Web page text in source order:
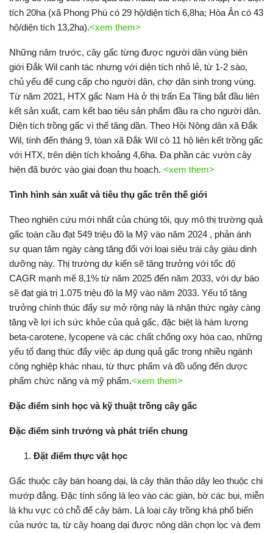
tích 20ha (xã Phong Phú có 29 hộ/diện tích 6,8ha; Hòa Ân có 43
hộ/diện tích 13,2ha).<xem them>
Những năm trước, cây gấc từng được người dân vùng biên
giới Đắk Wil canh tác nhưng với diện tích nhỏ lẻ, từ 1-2 sào,
chủ yếu để cung cấp cho người dân, chợ dân sinh trong vùng.
Từ năm 2021, HTX gấc Nam Hà ở thị trấn Ea Tling bắt đầu liên
kết sản xuất, cam kết bao tiêu sản phẩm đầu ra cho người dân.
Diện tích trồng gấc vì thế tăng dần. Theo Hội Nông dân xã Đắk
Wil, tính đến tháng 9, tòan xã Đắk Wil có 11 hộ liên kết trồng gấc
với HTX, trên diện tích khoảng 4,6ha. Đa phần các vườn cây
hiện đã bước vào giai đoạn thu hoạch. <xem them>
Tình hình sản xuất và tiêu thụ gấc trên thế giới
Theo nghiên cứu mới nhất của chúng tôi, quy mô thị trường quả
gấc toàn cầu đạt 549 triệu đô la Mỹ vào năm 2024 , phản ánh
sự quan tâm ngày càng tăng đối với loại siêu trái cây giàu dinh
dưỡng này. Thị trường dự kiến ​​sẽ tăng trưởng với tốc độ
CAGR mạnh mẽ 8,1% từ năm 2025 đến năm 2033, với dự báo
sẽ đạt giá trị 1.075 triệu đô la Mỹ vào năm 2033. Yếu tố tăng
trưởng chính thúc đẩy sự mở rộng này là nhận thức ngày càng
tăng về lợi ích sức khỏe của quả gấc, đặc biệt là hàm lượng
beta-carotene, lycopene và các chất chống oxy hóa cao, những
yếu tố đang thúc đẩy việc áp dụng quả gấc trong nhiều ngành
công nghiệp khác nhau, từ thực phẩm và đồ uống đến dược
phẩm chức năng và mỹ phẩm.<xem them>
Đặc điểm sinh học và kỹ thuật trồng cây gấc
Đặc điểm sinh trưởng và phát triển chung
Đặt điểm thực vật học
Gấc thuộc cây bán hoang dại, là cây thân thảo dây leo thuộc chi
mướp đắng. Đặc tính sống là leo vào các giàn, bờ các bụi, miễn
là khu vực có chỗ để cây bám. Là loại cây trồng khá phổ biến
của nước ta, từ cây hoang dại được nông dân chọn lọc và đem